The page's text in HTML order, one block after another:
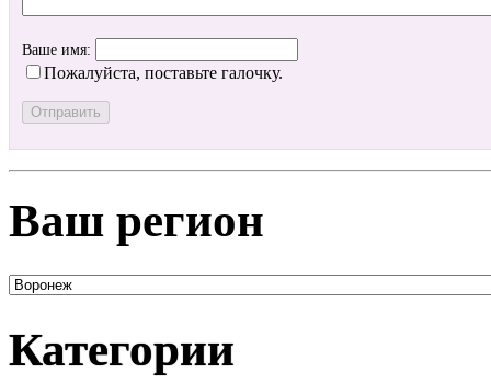
Ваше имя:
Пожалуйста, поставьте галочку.
Ваш регион
Категории